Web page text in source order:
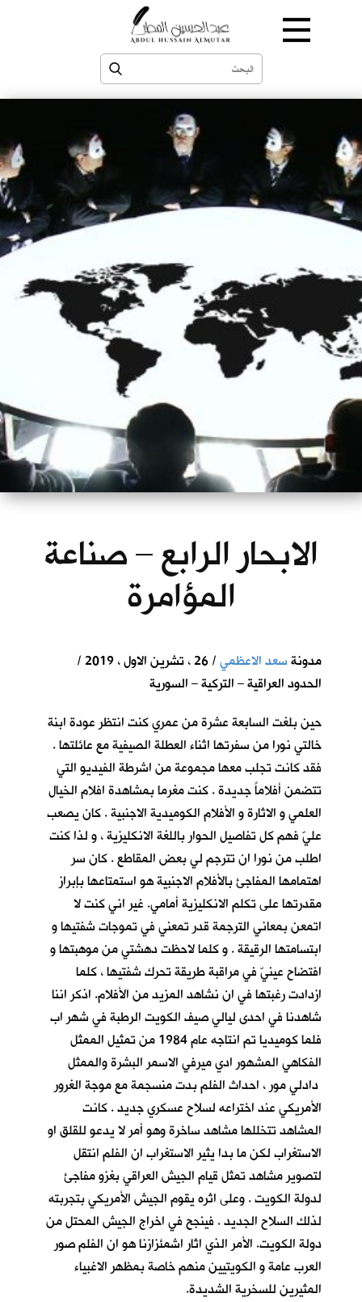
الابحار الرابع – صناعة
المؤامرة
مدونةسعد الاعظمي
/ 26 ، تشرين الاول ، 2019 /
الحدود العراقية – التركية – السورية
حين بلغت السابعة عشرة من عمري كنت انتظر عودة ابنة
خالتي نورا من سفرتها اثناء العطلة الصيفية مع عائلتها .
فقد كانت تجلب معها مجموعة من اشرطة الفيديو التي
تتضمن أفلاماً جديدة . كنت مغرما بمشاهدة افلام الخيال
العلمي و الاثارة و الأفلام الكوميدية الاجنبية . كان يصعب
عليّ فهم كل تفاصيل الحوار باللغة الانكليزية ، و لذا كنت
اطلب من نورا ان تترجم لي بعض المقاطع . كان سر
اهتمامها المفاجئ بالأفلام الاجنبية هو استمتاعها بإبراز
مقدرتها على تكلم الانكليزية أمامي. غير اني كنت لا
اتمعن بمعاني الترجمة قدر تمعني في تموجات شفتيها و
ابتسامتها الرقيقة . و كلما لاحظت دهشتي من موهبتها و
افتضاح عينيّ في مراقبة طريقة تحرك شفتيها ، كلما
ازدادت رغبتها في ان نشاهد المزيد من الأفلام. اذكر اننا
شاهدنا في احدى ليالي صيف الكويت الرطبة في شهر اب
فلما كوميديا تم انتاجه عام 1984 من تمثيل الممثل
الفكاهي المشهور ادي ميرفي الاسمر البشرة والممثل
دادلي مور ، احداث الفلم بدت منسجمة مع موجة الغرور
الأمريكي عند اختراعه لسلاح عسكري جديد . كانت
المشاهد تتخللها مشاهد ساخرة وهو أمر لا يدعو للقلق او
الاستغراب لكن ما بدا يثير الاستغراب ان الفلم انتقل
لتصوير مشاهد تمثل قيام الجيش العراقي بغزو مفاجئ
لدولة الكويت . وعلى اثره يقوم الجيش الأمريكي بتجربته
لذلك السلاح الجديد . فينجح في اخراج الجيش المحتل من
دولة الكويت. الأمر الذي اثار اشمئزازنا هو ان الفلم صور
العرب عامة و الكويتيين منهم خاصة بمظهر الاغبياء
المثيرين للسخرية الشديدة.